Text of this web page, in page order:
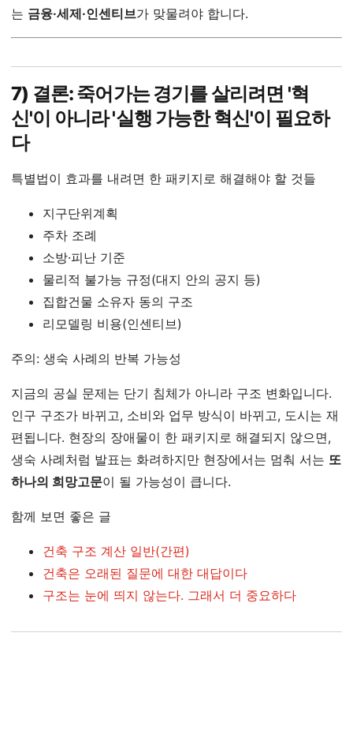
는 금융·세제·인센티브가 맞물려야 합니다.
7) 결론: 죽어가는 경기를 살리려면 '혁
신'이 아니라 '실행 가능한 혁신'이 필요하
다
특별법이 효과를 내려면 한 패키지로 해결해야 할 것들
지구단위계획
주차 조례
소방·피난 기준
물리적 불가능 규정(대지 안의 공지 등)
집합건물 소유자 동의 구조
리모델링 비용(인센티브)
주의: 생숙 사례의 반복 가능성
지금의 공실 문제는 단기 침체가 아니라 구조 변화입니다.
인구 구조가 바뀌고, 소비와 업무 방식이 바뀌고, 도시는 재
편됩니다. 현장의 장애물이 한 패키지로 해결되지 않으면,
생숙 사례처럼 발표는 화려하지만 현장에서는 멈춰 서는 또
하나의 희망고문이 될 가능성이 큽니다.
함께 보면 좋은 글
건축 구조 계산 일반(간편)
건축은 오래된 질문에 대한 대답이다
구조는 눈에 띄지 않는다. 그래서 더 중요하다